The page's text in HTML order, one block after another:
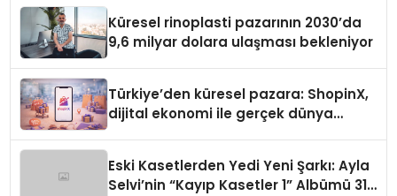
Küresel rinoplasti pazarının 2030’da
9,6 milyar dolara ulaşması bekleniyor
Türkiye’den küresel pazara: ShopinX,
dijital ekonomi ile gerçek dünya
Eski Kasetlerden Yedi Yeni Şarkı: Ayla
Selvi’nin “Kayıp Kasetler 1” Albümü 31